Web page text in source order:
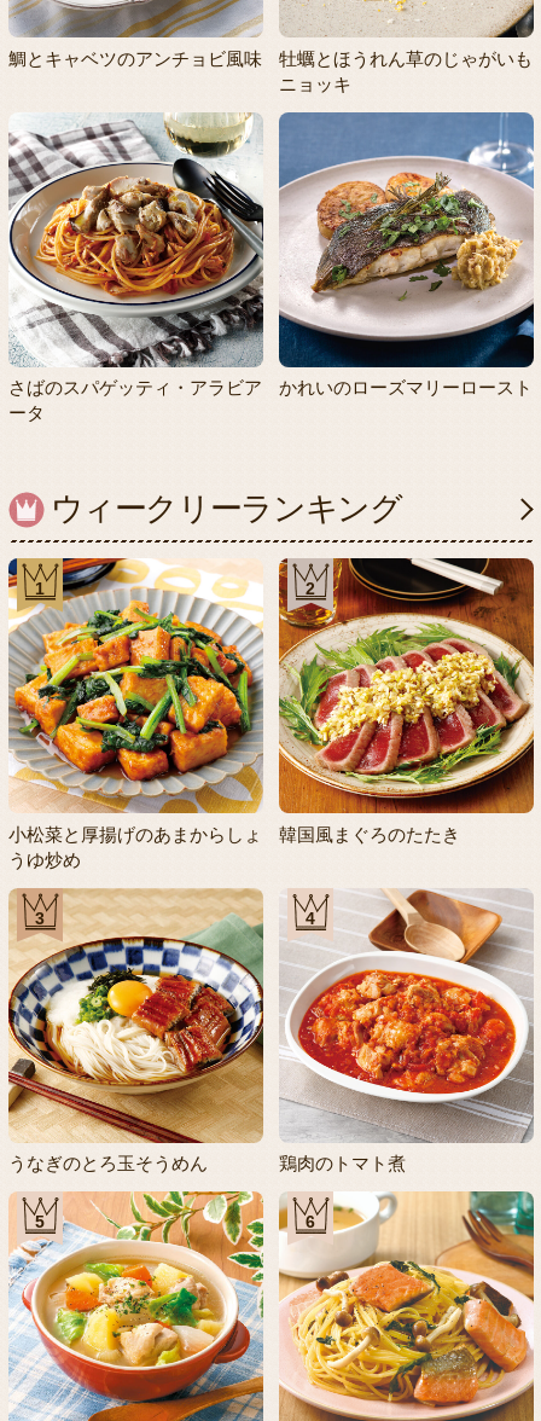
鯛とキャベツのアンチョビ風味
牡蠣とほうれん草のじゃがいも
ニョッキ
さばのスパゲッティ・アラビア
ータ
かれいのローズマリーロースト
ウィークリーランキング
1
小松菜と厚揚げのあまからしょ
うゆ炒め
2
韓国風まぐろのたたき
3
うなぎのとろ玉そうめん
4
鶏肉のトマト煮
5 6